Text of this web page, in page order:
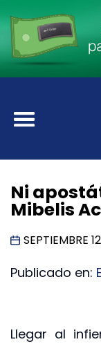
Ni
Mibelis
SEPTIEMBRE
Publicado en:
Llegar al